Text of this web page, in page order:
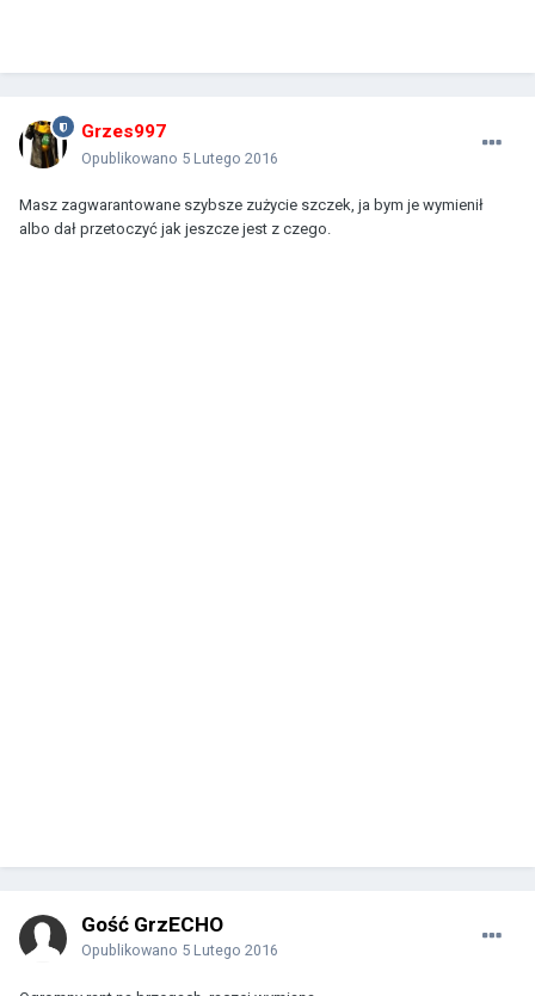
Grzes997
Opublikowano 5 Lutego 2016
Masz zagwarantowane szybsze zużycie szczek, ja bym je wymienił
albo dał przetoczyć jak jeszcze jest z czego.
Gość GrzECHO
Opublikowano 5 Lutego 2016